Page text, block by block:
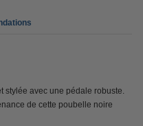
stylée avec une pédale robuste.
de cette poubelle noire